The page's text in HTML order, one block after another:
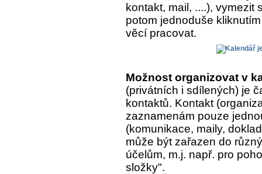
kontakt, mail, ....), vymezit
potom jednoduše
věcí pracovat.
Možnost organizovat v
(privátních i sdílených) je
kontaktů. Kontakt
zaznamenám pouze
(komunikace, maily,
může být zařazen do
účelům, m.j. např. pro
složky".